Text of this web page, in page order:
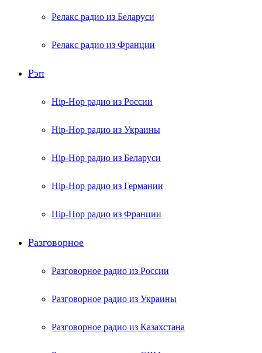
Релакс радио из Беларуси
Релакс радио из Франции
Рэп
Hip-Hop радио из России
Hip-Hop радио из Украины
Hip-Hop радио из Беларуси
Hip-Hop радио из Германии
Hip-Hop радио из Франции
Разговорное
Разговорное радио из России
Разговорное радио из Украины
Разговорное радио из Казахстана